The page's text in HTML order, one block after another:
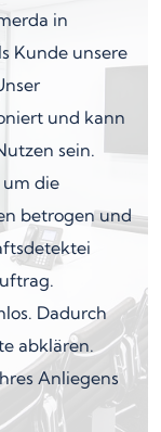
in
Kunde unsere
und kann
sein.
die
betrogen und
Dadurch
abklären.
Anliegens